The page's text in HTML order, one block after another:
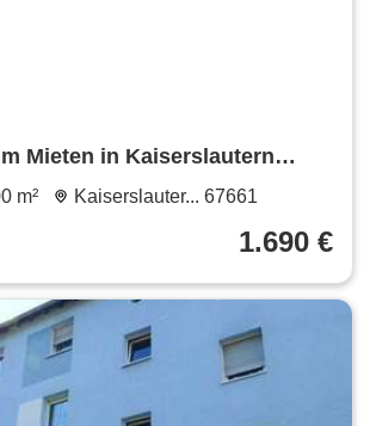
Mieten in Kaiserslautern
€ 165 m²
m² Kaiserslauter... 67661
1.690 €